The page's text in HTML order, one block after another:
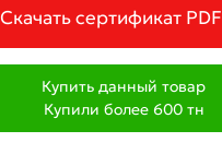
Скачать сертификат PDF
Купить данный товар
Купили более 600тн